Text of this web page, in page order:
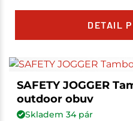
DETAIL
SAFETY JOGGER
outdoor obuv
Skladem 34pár